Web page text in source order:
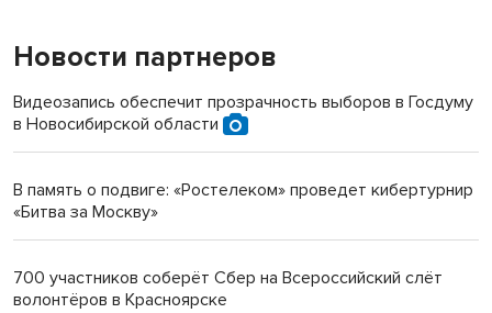
«Мы живём на пастбище!»: в новосибирском селе лошади
терроризируют жителей
Инвалид получил условный срок за избиение врачей
Новости партнеров
Видеозапись обеспечит прозрачность выборов в Госдуму
в Новосибирской области
В память о подвиге: «Ростелеком» проведет кибертурнир
«Битва за Москву»
700 участников соберёт Сбер на Всероссийский слёт
волонтёров в Красноярске